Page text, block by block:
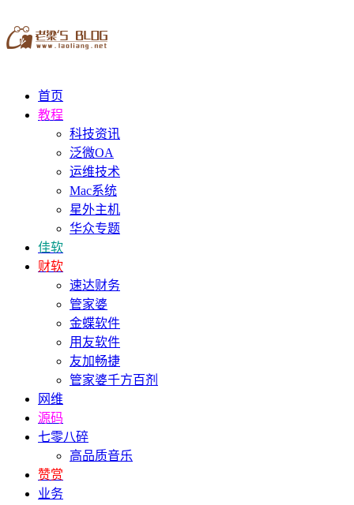
首页
教程
科技资讯
泛微OA
运维技术
Mac系统
星外主机
华众专题
佳软
财软
速达财务
管家婆
金蝶软件
用友软件
友加畅捷
管家婆千方百剂
网维
源码
七零八碎
高品质音乐
赞赏
业务